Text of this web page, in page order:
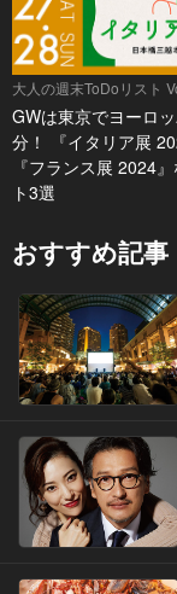
大人の週末ToDoリスト
GWは東京でヨーロ
分！ 『イタリア展
『フランス展 2024
ト3選
おすすめ記事